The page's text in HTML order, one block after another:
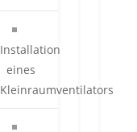
Installation
eines
Kleinraumventilators